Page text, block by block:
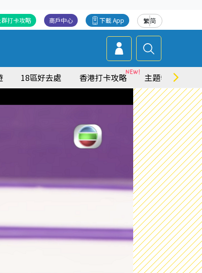
繁简
下載 App
商戶中心
群打卡攻略
18區好去處 香港打卡攻略 主題特集